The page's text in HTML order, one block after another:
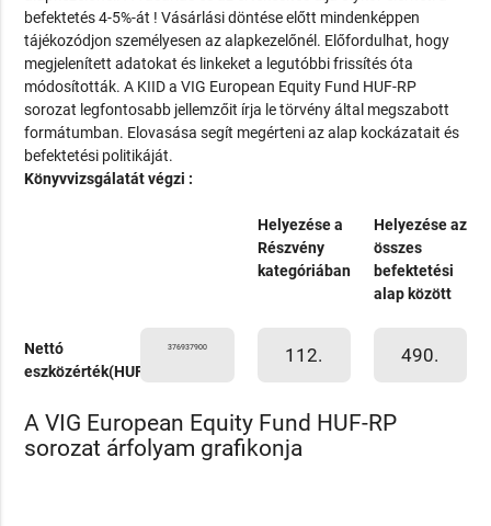
befektetés 4-5%-át ! Vásárlási döntése előtt mindenképpen
tájékozódjon személyesen az alapkezelőnél. Előfordulhat, hogy
megjelenített adatokat és linkeket a legutóbbi frissítés óta
módosították. A KIID a VIG European Equity Fund HUF-RP
sorozat legfontosabb jellemzőit írja le törvény által megszabott
formátumban. Elovasása segít megérteni az alap kockázatait és
befektetési politikáját.
Könyvvizsgálatát végzi :
Helyezése a
Részvény
kategóriában
Helyezése az
összes
befektetési
alap között
Nettó
eszközérték(HUF)
376937900 112. 490.
A VIG European Equity Fund HUF-RP
sorozat árfolyam grafikonja